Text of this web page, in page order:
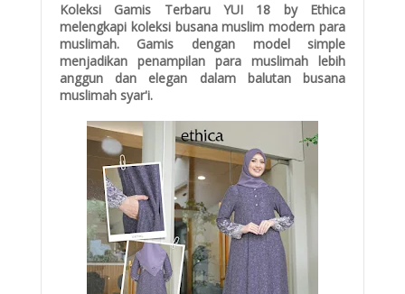
Koleksi Gamis Terbaru YUI 18 by Ethica
melengkapi koleksi busana muslim modern para
muslimah. Gamis dengan model simple
menjadikan penampilan para muslimah lebih
anggun dan elegan dalam balutan busana
muslimah syar'i.